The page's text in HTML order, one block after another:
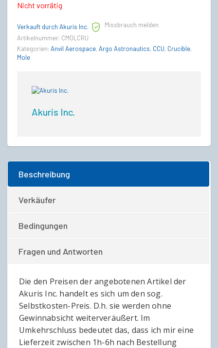
Nicht vorrätig
Verkauft durch Akuris Inc.
Missbrauch melden
Artikelnummer: CMOLCRU
Kategorien: Anvil Aerospace, Argo Astronautics, CCU, Crucible,
Mole
Akuris Inc.
Beschreibung
Verkäufer
Bedingungen
Fragen und Antworten
Die den Preisen der angebotenen Artikel der
Akuris Inc. handelt es sich um den sog.
Selbstkosten-Preis. D.h. sie werden ohne
Gewinnabsicht weiterveräußert. Im
Umkehrschluss bedeutet das, dass ich mir eine
Lieferzeit zwischen 1h-6h nach Bestellung